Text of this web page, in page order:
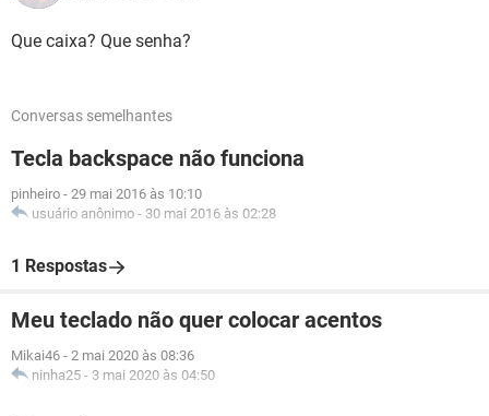
Que caixa? Que senha?
Conversas semelhantes
Tecla backspace não funciona
pinheiro - 29 mai 2016 às 10:10
usuário anônimo - 30 mai 2016 às 02:28
1 Respostas
Meu teclado não quer colocar acentos
Mikai46 - 2 mai 2020 às 08:36
ninha25 - 3 mai 2020 às 04:50